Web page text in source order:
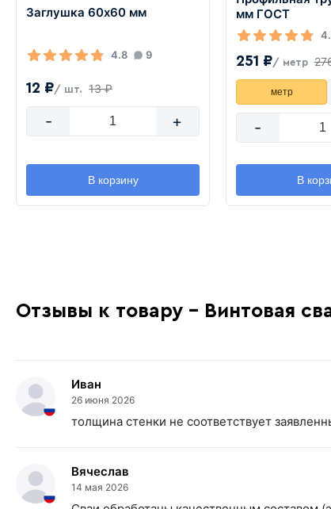
Заглушка 60х60 мм
4.8 9
12 ₽/ шт. 13 ₽
- +
В корзину
мм ГОСТ
251 ₽/ метр
метр
-
В
Отзывы к товару - Винтовая
Иван
26 июня 2026
толщина стенки не соответствует
Вячеслав
14 мая 2026